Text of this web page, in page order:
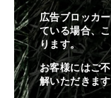
広告ブロッカ
ている場合、
ります。
お客様にはご
解いただきま